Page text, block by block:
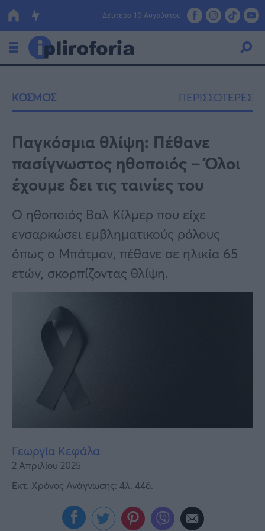
Δευτέρα 10 Αυγούστου
Οικονομία
Πολιτική
Τράπεζες
Επιδοτήσεις
ΕΣΠΑ
Κόσμος
Lifestyle
Αθλητικά
Υγεία
Γυναίκα
Καιρός
ΚΟΣΜΟΣ ΠΕΡΙΣΣΟΤΕΡΕΣ
Παγκόσμια θλίψη: Πέθανε
πασίγνωστος ηθοποιός – Όλοι
έχουμε δει τις ταινίες του
Ο ηθοποιός Βαλ Κίλμερ που είχε
ενσαρκώσει εμβληματικούς ρόλους
όπως ο Μπάτμαν, πέθανε σε ηλικία 65
ετών, σκορπίζοντας θλίψη.
Γεωργία Κεφάλα
2 Απριλίου 2025
Εκτ. Χρόνος Ανάγνωσης: 4λ. 44δ.